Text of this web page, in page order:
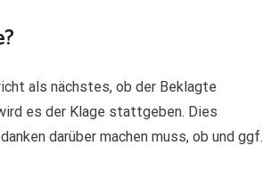
als nächstes, ob der Beklagte
es der Klage stattgeben. Dies
darüber machen muss, ob und ggf.